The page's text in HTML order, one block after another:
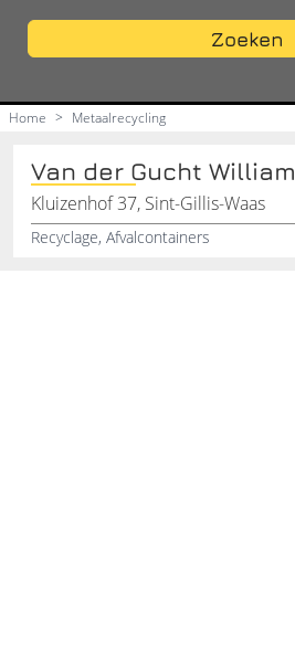
Zoeken
Home > Metaalrecycling
Van der Gucht William
Kluizenhof 37, Sint-Gillis-Waas
Recyclage, Afvalcontainers